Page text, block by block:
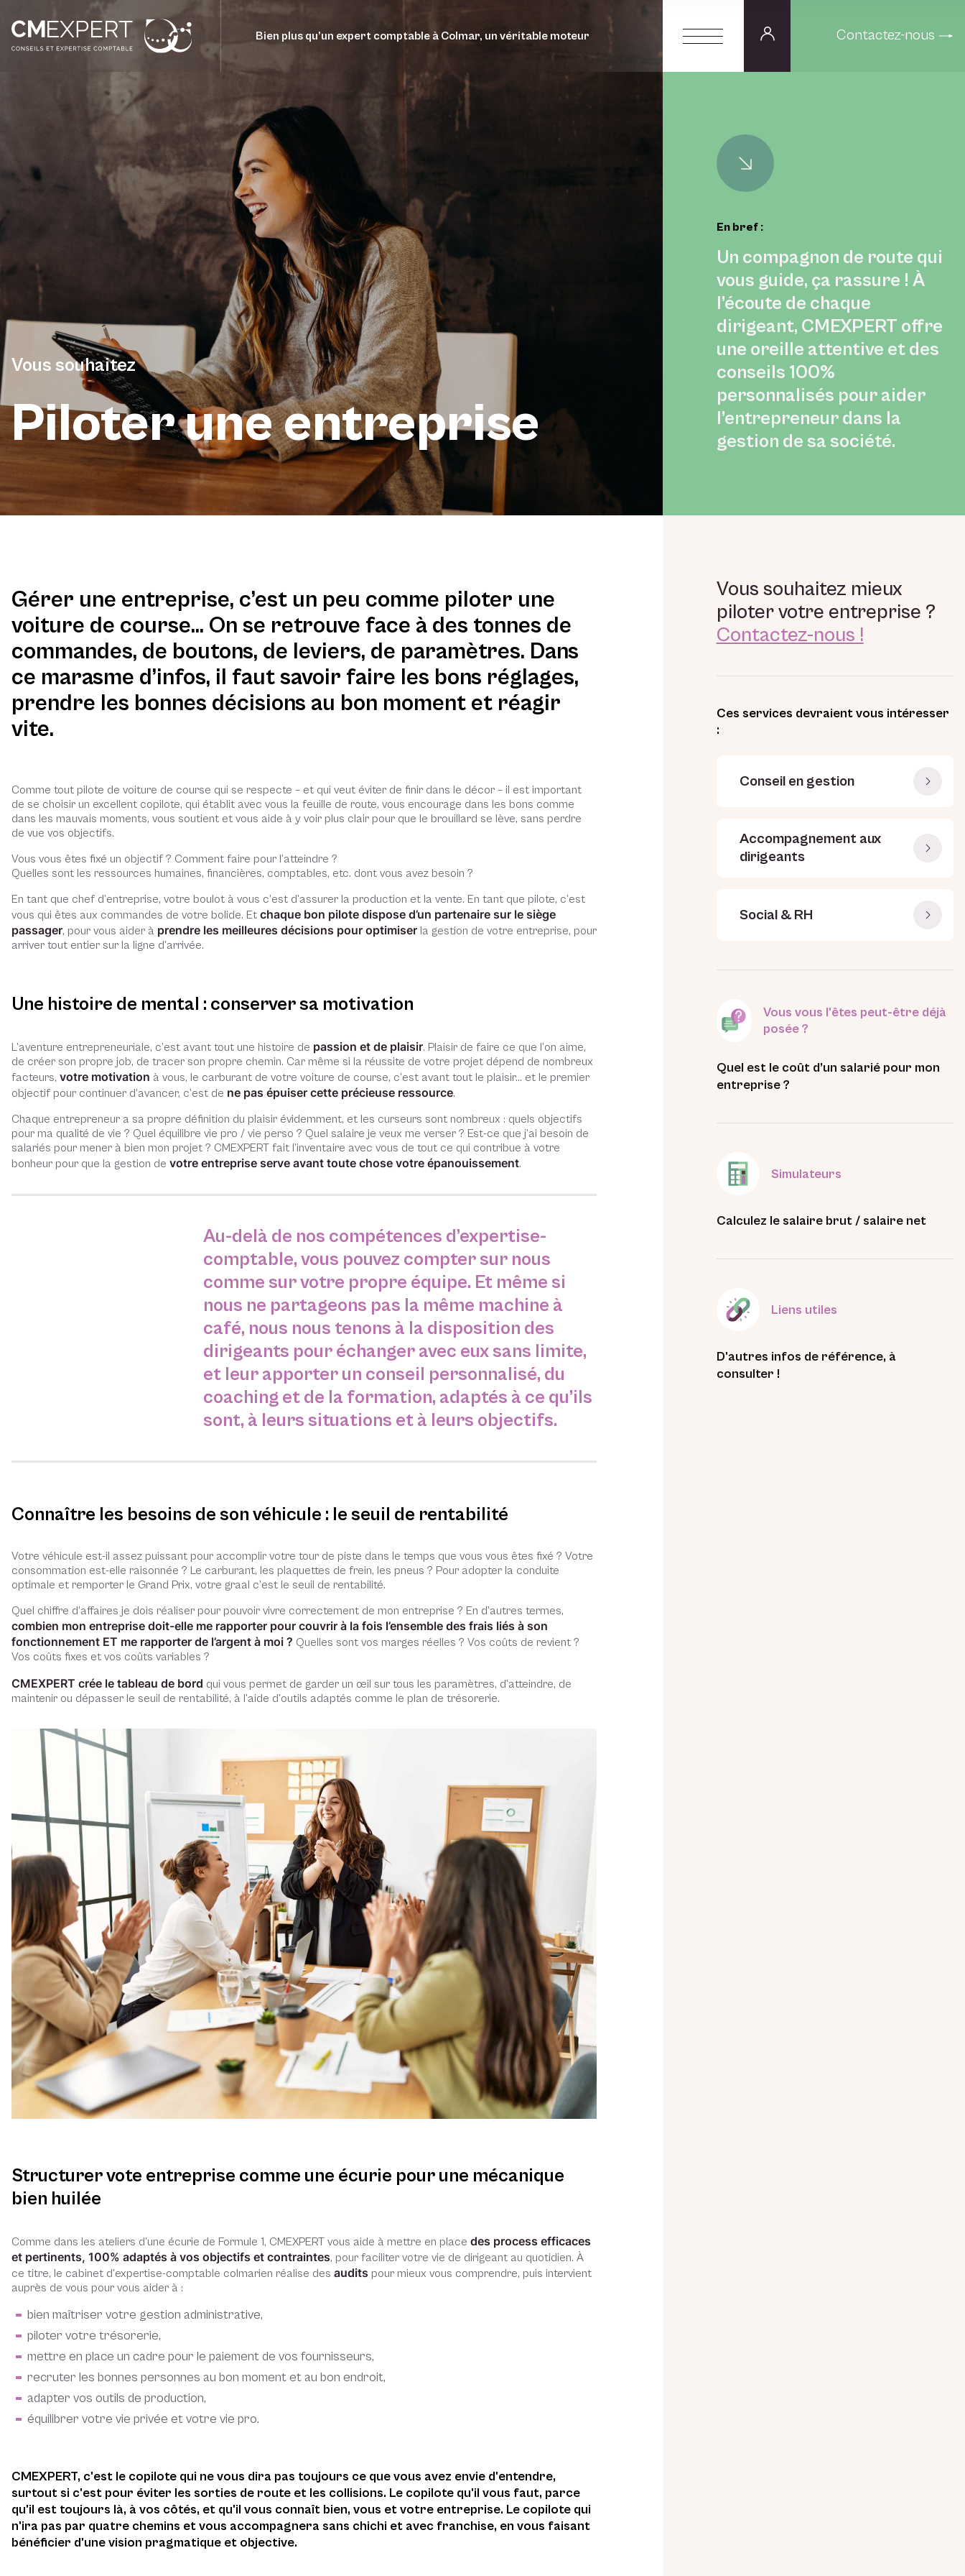
Bien plus qu’un expert comptable à Colmar, un véritable moteur Contactez-nous
Vous souhaitez
Piloter une entreprise
En bref :
Un compagnon de route qui
vous guide, ça rassure ! À
l’écoute de chaque
dirigeant, CMEXPERT offre
une oreille attentive et des
conseils 100%
personnalisés pour aider
l’entrepreneur dans la
gestion de sa société.
Gérer une entreprise, c’est un peu comme piloter une
voiture de course… On se retrouve face à des tonnes de
commandes, de boutons, de leviers, de paramètres. Dans
ce marasme d’infos, il faut savoir faire les bons réglages,
prendre les bonnes décisions au bon moment et réagir
vite.
Comme tout pilote de voiture de course qui se respecte – et qui veut éviter de finir dans le décor – il est important
de se choisir un excellent copilote, qui établit avec vous la feuille de route, vous encourage dans les bons comme
dans les mauvais moments, vous soutient et vous aide à y voir plus clair pour que le brouillard se lève, sans perdre
de vue vos objectifs.
Vous vous êtes fixé un objectif ? Comment faire pour l’atteindre ?
Quelles sont les ressources humaines, financières, comptables, etc. dont vous avez besoin ?
En tant que chef d’entreprise, votre boulot à vous c’est d’assurer la production et la vente. En tant que pilote, c’est
vous qui êtes aux commandes de votre bolide. Et chaque bon pilote dispose d’un partenaire sur le siège
passager, pour vous aider à prendre les meilleures décisions pour optimiser la gestion de votre entreprise, pour
arriver tout entier sur la ligne d’arrivée.
Une histoire de mental : conserver sa motivation
L’aventure entrepreneuriale, c’est avant tout une histoire de passion et de plaisir. Plaisir de faire ce que l’on aime,
de créer son propre job, de tracer son propre chemin. Car même si la réussite de votre projet dépend de nombreux
facteurs, votre motivation à vous, le carburant de votre voiture de course, c’est avant tout le plaisir… et le premier
objectif pour continuer d’avancer, c’est de ne pas épuiser cette précieuse ressource.
Chaque entrepreneur a sa propre définition du plaisir évidemment, et les curseurs sont nombreux : quels objectifs
pour ma qualité de vie ? Quel équilibre vie pro / vie perso ? Quel salaire je veux me verser ? Est-ce que j’ai besoin de
salariés pour mener à bien mon projet ? CMEXPERT fait l’inventaire avec vous de tout ce qui contribue à votre
bonheur pour que la gestion de votre entreprise serve avant toute chose votre épanouissement.
Au-delà de nos compétences d’expertise-
comptable, vous pouvez compter sur nous
comme sur votre propre équipe. Et même si
nous ne partageons pas la même machine à
café, nous nous tenons à la disposition des
dirigeants pour échanger avec eux sans limite,
et leur apporter un conseil personnalisé, du
coaching et de la formation, adaptés à ce qu’ils
sont, à leurs situations et à leurs objectifs.
Connaître les besoins de son véhicule : le seuil de rentabilité
Votre véhicule est-il assez puissant pour accomplir votre tour de piste dans le temps que vous vous êtes fixé ? Votre
consommation est-elle raisonnée ? Le carburant, les plaquettes de frein, les pneus ? Pour adopter la conduite
optimale et remporter le Grand Prix, votre graal c’est le seuil de rentabilité.
Quel chiffre d’affaires je dois réaliser pour pouvoir vivre correctement de mon entreprise ? En d’autres termes,
combien mon entreprise doit-elle me rapporter pour couvrir à la fois l’ensemble des frais liés à son
fonctionnement ET me rapporter de l’argent à moi ? Quelles sont vos marges réelles ? Vos coûts de revient ?
Vos coûts fixes et vos coûts variables ?
CMEXPERT crée le tableau de bord qui vous permet de garder un œil sur tous les paramètres, d’atteindre, de
maintenir ou dépasser le seuil de rentabilité, à l’aide d’outils adaptés comme le plan de trésorerie.
Structurer vote entreprise comme une écurie pour une mécanique
bien huilée
Comme dans les ateliers d’une écurie de Formule 1, CMEXPERT vous aide à mettre en place des process efficaces
et pertinents, 100% adaptés à vos objectifs et contraintes, pour faciliter votre vie de dirigeant au quotidien. À
ce titre, le cabinet d’expertise-comptable colmarien réalise des audits pour mieux vous comprendre, puis intervient
auprès de vous pour vous aider à :
bien maîtriser votre gestion administrative,
piloter votre trésorerie,
mettre en place un cadre pour le paiement de vos fournisseurs,
recruter les bonnes personnes au bon moment et au bon endroit,
adapter vos outils de production,
équilibrer votre vie privée et votre vie pro.
CMEXPERT, c'est le copilote qui ne vous dira pas toujours ce que vous avez envie d'entendre,
surtout si c'est pour éviter les sorties de route et les collisions. Le copilote qu'il vous faut, parce
qu'il est toujours là, à vos côtés, et qu'il vous connaît bien, vous et votre entreprise. Le copilote qui
n'ira pas par quatre chemins et vous accompagnera sans chichi et avec franchise, en vous faisant
bénéficier d'une vision pragmatique et objective.
Vous souhaitez mieux
piloter votre entreprise ?
Contactez-nous !
Ces services devraient vous intéresser
:
Conseil en gestion
Accompagnement aux
dirigeants
Social & RH
Vous vous l'êtes peut-être déjà
posée ?
Quel est le coût d’un salarié pour mon
entreprise ?
Simulateurs
Calculez le salaire brut / salaire net
Liens utiles
D'autres infos de référence, à
consulter !